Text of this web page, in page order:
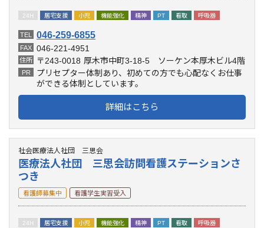
24H 居宅支援 小児 機能強化 精神 PT 看取 呼吸器
TEL 046-259-6855
FAX 046-221-4951
住所 〒243-0018 厚木市中町3-18-5 ソーケン本厚木ビル4階
PR
プリセプター体制あり、初めての方でも心配なくお仕事
ができる体制としています。
詳細はこちら
社会医療法人社団 三思会
医療法人社団 三思会訪問看護ステーションさ
つき
看護師募集中 看護学生実習受入
24H 居宅支援 小児 機能強化 精神 PT 看取 呼吸器